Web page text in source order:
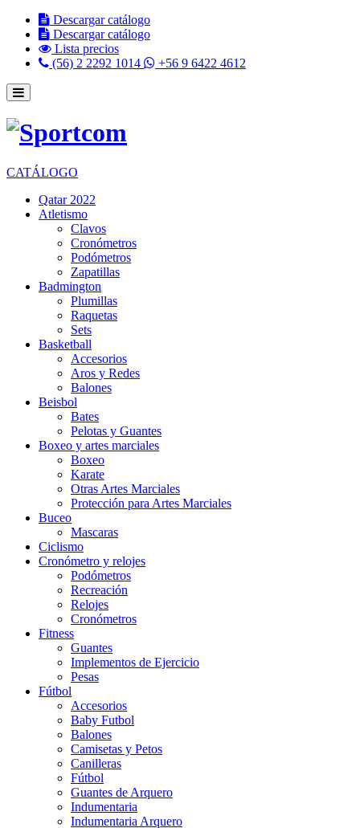
Descargar catálogo
Descargar catálogo
Lista precios
(56) 2 2292 1014
+56 9 6422 4612
CATÁLOGO
Qatar 2022
Atletismo
Clavos
Cronómetros
Podómetros
Zapatillas
Badmington
Plumillas
Raquetas
Sets
Basketball
Accesorios
Aros y Redes
Balones
Beisbol
Bates
Pelotas y Guantes
Boxeo y artes marciales
Boxeo
Karate
Otras Artes Marciales
Protección para Artes Marciales
Buceo
Mascaras
Ciclismo
Cronómetro y relojes
Podómetros
Recreación
Relojes
Cronómetros
Fitness
Guantes
Implementos de Ejercicio
Pesas
Fútbol
Accesorios
Baby Futbol
Balones
Camisetas y Petos
Canilleras
Fútbol
Guantes de Arquero
Indumentaria
Indumentaria Arquero